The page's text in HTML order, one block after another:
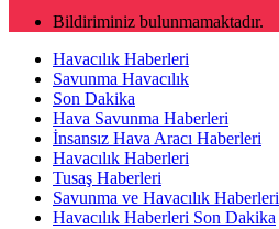
Bildiriminiz bulunmamaktadır.
Havacılık Haberleri
Savunma Havacılık
Son Dakika
Hava Savunma Haberleri
İnsansız Hava Aracı Haberleri
Havacılık Haberleri
Tusaş Haberleri
Savunma ve Havacılık Haberleri
Havacılık Haberleri Son Dakika